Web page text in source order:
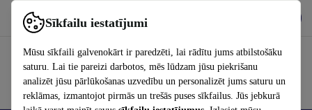
Sīkfailu iestatījumi
Mūsu sīkfaili galvenokārt ir paredzēti, lai rādītu jums atbilstošāku
saturu. Lai tie pareizi darbotos, mēs lūdzam jūsu piekrišanu
analizēt jūsu pārlūkošanas uzvedību un personalizēt jums saturu un
reklāmas, izmantojot pirmās un trešās puses sīkfailus. Jūs jebkurā
Izmantojiet refurbed ātri un viegli